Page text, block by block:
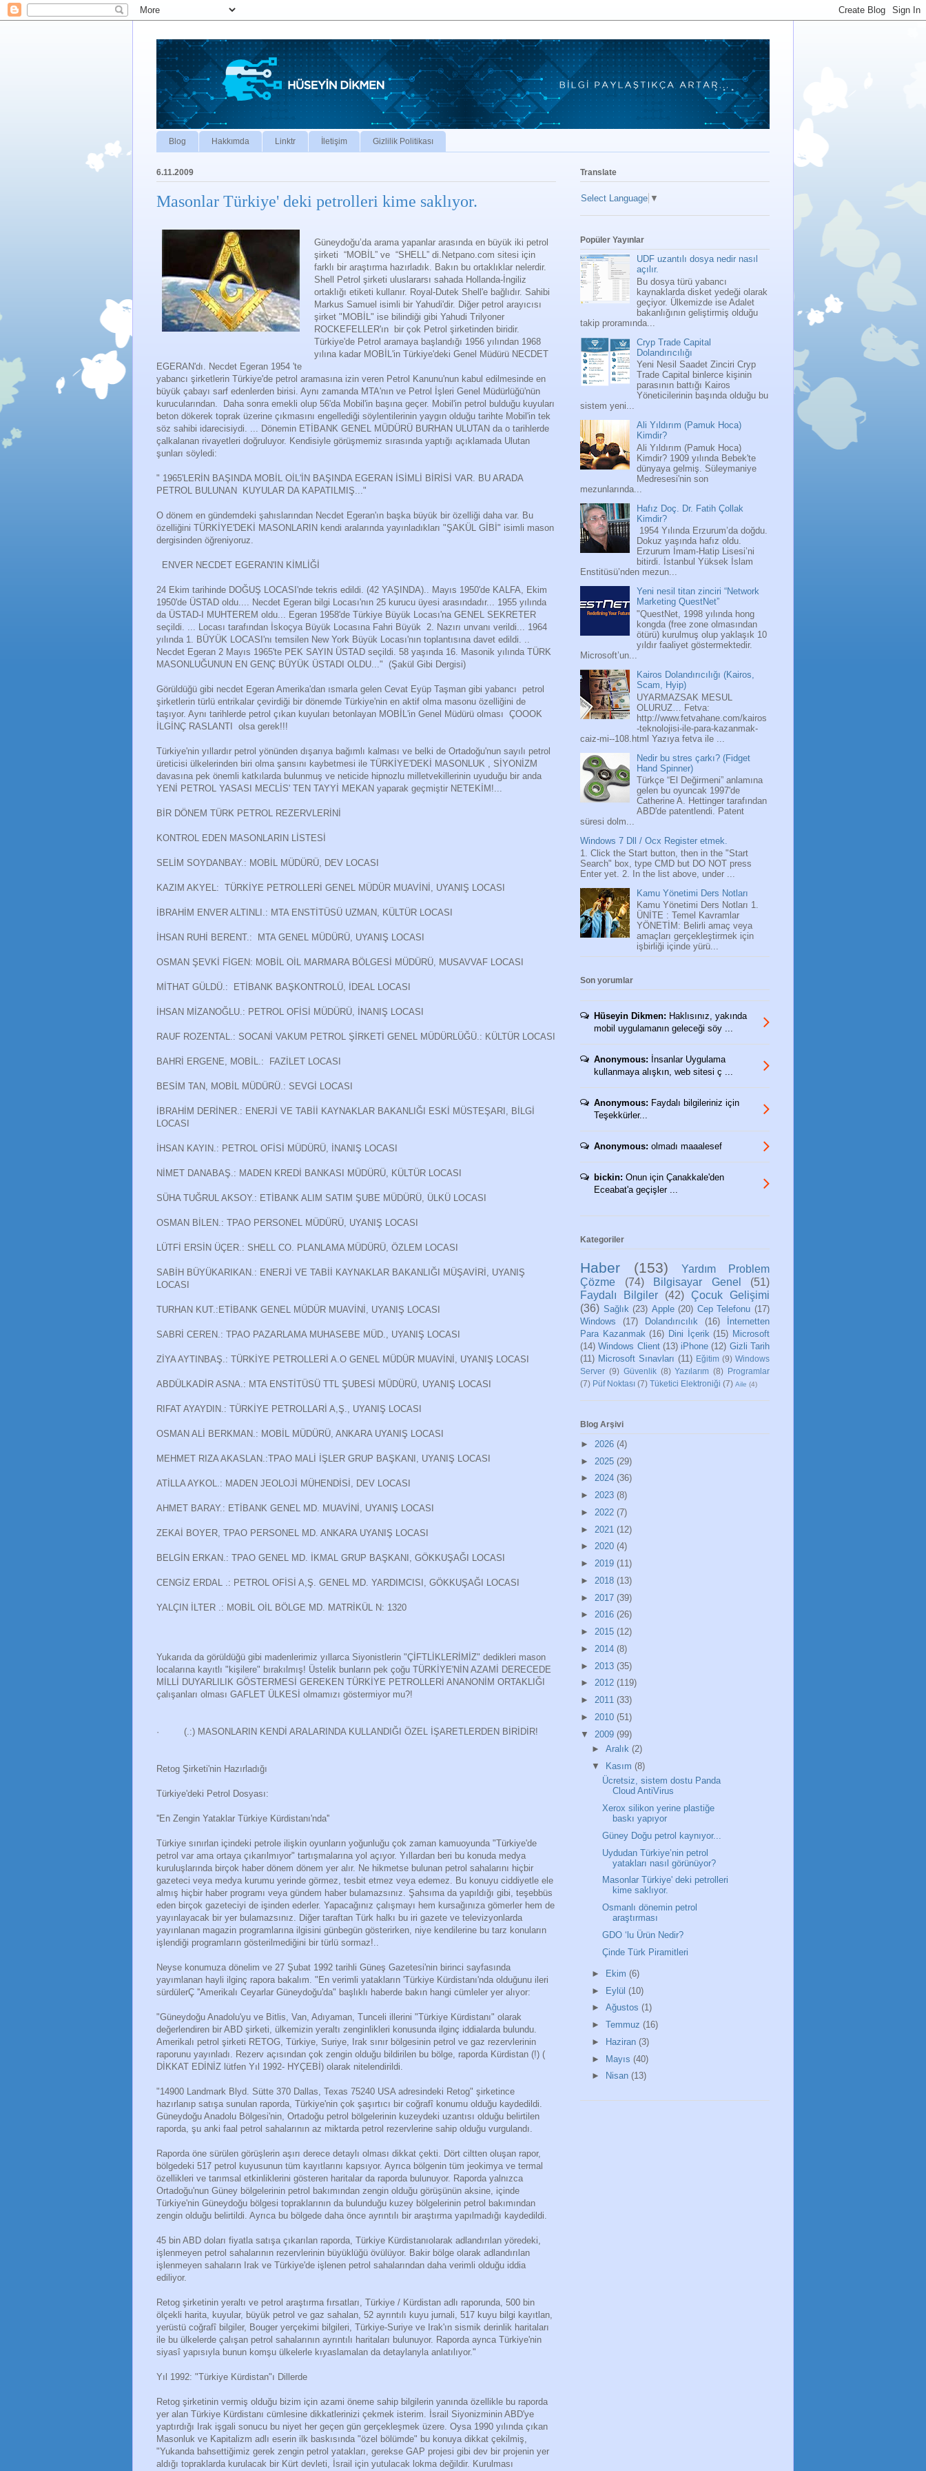
Blog Hakkımda Linktr İletişim Gizlilik Politikası
6.11.2009
Masonlar Türkiye' deki petrolleri kime saklıyor.
Güneydoğu’da arama yapanlar arasında en büyük iki petrol
şirketi “MOBİL” ve “SHELL” di.Netpano.com sitesi için
farklı bir araştırma hazırladık. Bakın bu ortaklıklar nelerdir.
Shell Petrol şirketi uluslararsı sahada Hollanda-İngiliz
ortaklığı etiketi kullanır. Royal-Dutek Shell'e bağlıdır. Sahibi
Markus Samuel isimli bir Yahudi'dir. Diğer petrol arayıcısı
şirket "MOBİL" ise bilindiği gibi Yahudi Trilyoner
ROCKEFELLER'ın bir çok Petrol şirketinden biridir.
Türkiye'de Petrol aramaya başlandığı 1956 yılından 1968
yılına kadar MOBİL'in Türkiye'deki Genel Müdürü NECDET
EGERAN'dı. Necdet Egeran 1954 'te
yabancı şirketlerin Türkiye'de petrol aramasına izin veren Petrol Kanunu'nun kabul edilmesinde en
büyük çabayı sarf edenlerden birisi. Aynı zamanda MTA'nın ve Petrol İşleri Genel Müdürlüğü'nün
kurucularından. Daha sonra emekli olup 56'da Mobil'in başına geçer. Mobil'in petrol bulduğu kuyuları
beton dökerek toprak üzerine çıkmasını engellediği söylentilerinin yaygın olduğu tarihte Mobil'in tek
söz sahibi idarecisiydi. ... Dönemin ETİBANK GENEL MÜDÜRÜ BURHAN ULUTAN da o tarihlerde
çalkalanan rivayetleri doğruluyor. Kendisiyle görüşmemiz sırasında yaptığı açıklamada Ulutan
şunları söyledi:
" 1965'LERİN BAŞINDA MOBİL OİL'İN BAŞINDA EGERAN İSİMLİ BİRİSİ VAR. BU ARADA
PETROL BULUNAN KUYULAR DA KAPATILMIŞ..."
O dönem en gündemdeki şahıslarından Necdet Egeran'ın başka büyük bir özelliği daha var. Bu
özelliğini TÜRKİYE'DEKİ MASONLARIN kendi aralarında yayınladıkları "ŞAKÜL GİBİ" isimli mason
dergisinden öğreniyoruz.
ENVER NECDET EGERAN'IN KİMLİĞİ
24 Ekim tarihinde DOĞUŞ LOCASI'nde tekris edildi. (42 YAŞINDA).. Mayıs 1950'de KALFA, Ekim
1950'de ÜSTAD oldu.... Necdet Egeran bilgi Locası'nın 25 kurucu üyesi arasındadır... 1955 yılında
da ÜSTAD-I MUHTEREM oldu... Egeran 1958'de Türkiye Büyük Locası'na GENEL SEKRETER
seçildi. ... Locası tarafından İskoçya Büyük Locasına Fahri Büyük 2. Nazırı unvanı verildi... 1964
yılında 1. BÜYÜK LOCASI'nı temsilen New York Büyük Locası'nın toplantısına davet edildi. ..
Necdet Egeran 2 Mayıs 1965'te PEK SAYIN ÜSTAD seçildi. 58 yaşında 16. Masonik yılında TÜRK
MASONLUĞUNUN EN GENÇ BÜYÜK ÜSTADI OLDU..." (Şakül Gibi Dergisi)
Görüldüğü gibi necdet Egeran Amerika'dan ısmarla gelen Cevat Eyüp Taşman gibi yabancı petrol
şirketlerin türlü entrikalar çevirdiği bir dönemde Türkiye'nin en aktif olma masonu özelliğini de
taşıyor. Aynı tarihlerde petrol çıkan kuyuları betonlayan MOBİL'in Genel Müdürü olması ÇOOOK
İLGİNÇ RASLANTI olsa gerek!!!
Türkiye'nin yıllardır petrol yönünden dışarıya bağımlı kalması ve belki de Ortadoğu'nun sayılı petrol
üreticisi ülkelerinden biri olma şansını kaybetmesi ile TÜRKİYE'DEKİ MASONLUK , SİYONİZM
davasına pek önemli katkılarda bulunmuş ve neticide hipnozlu milletvekillerinin uyuduğu bir anda
YENİ PETROL YASASI MECLİS' TEN TAYYİ MEKAN yaparak geçmiştir NETEKİM!...
BİR DÖNEM TÜRK PETROL REZERVLERİNİ
KONTROL EDEN MASONLARIN LİSTESİ
SELİM SOYDANBAY.: MOBİL MÜDÜRÜ, DEV LOCASI
KAZIM AKYEL: TÜRKİYE PETROLLERİ GENEL MÜDÜR MUAVİNİ, UYANIŞ LOCASI
İBRAHİM ENVER ALTINLI.: MTA ENSTİTÜSÜ UZMAN, KÜLTÜR LOCASI
İHSAN RUHİ BERENT.: MTA GENEL MÜDÜRÜ, UYANIŞ LOCASI
OSMAN ŞEVKİ FİGEN: MOBİL OİL MARMARA BÖLGESİ MÜDÜRÜ, MUSAVVAF LOCASI
MİTHAT GÜLDÜ.: ETİBANK BAŞKONTROLÜ, İDEAL LOCASI
İHSAN MİZANOĞLU.: PETROL OFİSİ MÜDÜRÜ, İNANIŞ LOCASI
RAUF ROZENTAL.: SOCANİ VAKUM PETROL ŞİRKETİ GENEL MÜDÜRLÜĞÜ.: KÜLTÜR LOCASI
BAHRİ ERGENE, MOBİL.: FAZİLET LOCASI
BESİM TAN, MOBİL MÜDÜRÜ.: SEVGİ LOCASI
İBRAHİM DERİNER.: ENERJİ VE TABİİ KAYNAKLAR BAKANLIĞI ESKİ MÜSTEŞARI, BİLGİ
LOCASI
İHSAN KAYIN.: PETROL OFİSİ MÜDÜRÜ, İNANIŞ LOCASI
NİMET DANABAŞ.: MADEN KREDİ BANKASI MÜDÜRÜ, KÜLTÜR LOCASI
SÜHA TUĞRUL AKSOY.: ETİBANK ALIM SATIM ŞUBE MÜDÜRÜ, ÜLKÜ LOCASI
OSMAN BİLEN.: TPAO PERSONEL MÜDÜRÜ, UYANIŞ LOCASI
LÜTFİ ERSİN ÜÇER.: SHELL CO. PLANLAMA MÜDÜRÜ, ÖZLEM LOCASI
SABİH BÜYÜKARIKAN.: ENERJİ VE TABİİ KAYNAKLAR BAKANLIĞI MÜŞAVİRİ, UYANIŞ
LOCASI
TURHAN KUT.:ETİBANK GENEL MÜDÜR MUAVİNİ, UYANIŞ LOCASI
SABRİ CEREN.: TPAO PAZARLAMA MUHASEBE MÜD., UYANIŞ LOCASI
ZİYA AYTINBAŞ.: TÜRKİYE PETROLLERİ A.O GENEL MÜDÜR MUAVİNİ, UYANIŞ LOCASI
ABDÜLKADİR ASNA.: MTA ENSTİTÜSÜ TTL ŞUBESİ MÜDÜRÜ, UYANIŞ LOCASI
RIFAT AYAYDIN.: TÜRKİYE PETROLLARİ A,Ş., UYANIŞ LOCASI
OSMAN ALİ BERKMAN.: MOBİL MÜDÜRÜ, ANKARA UYANIŞ LOCASI
MEHMET RIZA AKASLAN.:TPAO MALİ İŞLER GRUP BAŞKANI, UYANIŞ LOCASI
ATİLLA AYKOL.: MADEN JEOLOJİ MÜHENDİSİ, DEV LOCASI
AHMET BARAY.: ETİBANK GENEL MD. MUAVİNİ, UYANIŞ LOCASI
ZEKAİ BOYER, TPAO PERSONEL MD. ANKARA UYANIŞ LOCASI
BELGİN ERKAN.: TPAO GENEL MD. İKMAL GRUP BAŞKANI, GÖKKUŞAĞI LOCASI
CENGİZ ERDAL .: PETROL OFİSİ A,Ş. GENEL MD. YARDIMCISI, GÖKKUŞAĞI LOCASI
YALÇIN İLTER .: MOBİL OİL BÖLGE MD. MATRİKÜL N: 1320
Yukarıda da görüldüğü gibi madenlerimiz yıllarca Siyonistlerin "ÇİFTLİKLERİMİZ" dedikleri mason
localarına kayıtlı "kişilere" bırakılmış! Üstelik bunların pek çoğu TÜRKİYE'NİN AZAMİ DERECEDE
MİLLİ DUYARLILIK GÖSTERMESİ GEREKEN TÜRKİYE PETROLLERİ ANANONİM ORTAKLIĞI
çalışanları olması GAFLET ÜLKESİ olmamızı göstermiyor mu?!
· (.:) MASONLARIN KENDİ ARALARINDA KULLANDIĞI ÖZEL İŞARETLERDEN BİRİDİR!
Retog Şirketi'nin Hazırladığı
Türkiye'deki Petrol Dosyası:
''En Zengin Yataklar Türkiye Kürdistanı'nda''
Türkiye sınırlan içindeki petrole ilişkin oyunların yoğunluğu çok zaman kamuoyunda "Türkiye'de
petrol var ama ortaya çıkarılmıyor" tartışmalarına yol açıyor. Yıllardan beri bu konuda medya
kuruluşlarında birçok haber dönem dönem yer alır. Ne hikmetse bulunan petrol sahalarını hiçbir
gazeteci veya medya kurumu yerinde görmez, tesbit etmez veya edemez. Bu konuyu ciddiyetle ele
almış hiçbir haber programı veya gündem haber bulamazsınız. Şahsıma da yapıldığı gibi, teşebbüs
eden birçok gazeteciyi de işinden ederler. Yapacağınız çalışmayı hem kursağınıza gömerler hem de
yayınlayacak bir yer bulamazsınız. Diğer taraftan Türk halkı bu iri gazete ve televizyonlarda
yayınlanan magazin programlarına ilgisini günbegün gösterirken, niye kendilerine bu tarz konuların
işlendiği programların gösterilmediğini bir türlü sormaz!..
Neyse konumuza dönelim ve 27 Şubat 1992 tarihli Güneş Gazetesi'nin birinci sayfasında
yayımlanan hayli ilginç rapora bakalım. "En verimli yatakların 'Türkiye Kürdistanı'nda olduğunu ileri
sürdülerÇ ''Amerikalı Ceyarlar Güneydoğu'da" başlıklı haberde bakın hangi cümleler yer alıyor:
"Güneydoğu Anadolu'yu ve Bitlis, Van, Adıyaman, Tunceli illerini "Türkiye Kürdistanı" olarak
değerlendiren bir ABD şirketi, ülkemizin yeraltı zenginlikleri konusunda ilginç iddialarda bulundu.
Amerikalı petrol şirketi RETOG, Türkiye, Suriye, Irak sınır bölgesinin petrol ve gaz rezervlerinin
raporunu yayınladı. Rezerv açısından çok zengin olduğu bildirilen bu bölge, raporda Kürdistan (!) (
DİKKAT EDİNİZ lütfen Yıl 1992- HYÇEBİ) olarak nitelendirildi.
"14900 Landmark Blyd. Sütte 370 Dallas, Texas 75240 USA adresindeki Retog" şirketince
hazırlanıp satışa sunulan raporda, Türkiye'nin çok şaşırtıcı bir coğrafî konumu olduğu kaydedildi.
Güneydoğu Anadolu Bölgesi'nin, Ortadoğu petrol bölgelerinin kuzeydeki uzantısı olduğu belirtilen
raporda, şu anki faal petrol sahalarının az miktarda petrol rezervlerine sahip olduğu vurgulandı.
Raporda öne sürülen görüşlerin aşırı derece detaylı olması dikkat çekti. Dört ciltten oluşan rapor,
bölgedeki 517 petrol kuyusunun tüm kayıtlarını kapsıyor. Ayrıca bölgenin tüm jeokimya ve termal
özellikleri ve tarımsal etkinliklerini gösteren haritalar da raporda bulunuyor. Raporda yalnızca
Ortadoğu'nun Güney bölgelerinin petrol bakımından zengin olduğu görüşünün aksine, içinde
Türkiye'nin Güneydoğu bölgesi topraklarının da bulunduğu kuzey bölgelerinin petrol bakımından
zengin olduğu belirtildi. Ayrıca bu bölgede daha önce ayrıntılı bir araştırma yapılmadığı kaydedildi.
45 bin ABD doları fiyatla satışa çıkarılan raporda, Türkiye Kürdistanıolarak adlandırılan yöredeki,
işlenmeyen petrol sahalarının rezervlerinin büyüklüğü övülüyor. Bakir bölge olarak adlandırılan
işlenmeyen sahaların Irak ve Türkiye'de işlenen petrol sahalarından daha verimli olduğu iddia
ediliyor.
Retog şirketinin yeraltı ve petrol araştırma fırsatları, Türkiye / Kürdistan adlı raporunda, 500 bin
ölçekli harita, kuyular, büyük petrol ve gaz sahalan, 52 ayrıntılı kuyu jurnali, 517 kuyu bilgi kayıtlan,
yerüstü coğrafî bilgiler, Bouger yerçekimi bilgileri, Türkiye-Suriye ve Irak'ın sismik derinlik haritaları
ile bu ülkelerde çalışan petrol sahalarının ayrıntılı haritaları bulunuyor. Raporda aynca Türkiye'nin
siyasî yapısıyla bunun komşu ülkelerle kıyaslamalan da detaylanyla anlatılıyor."
Yıl 1992: "Türkiye Kürdistan"ı Dillerde
Retog şirketinin vermiş olduğu bizim için azami öneme sahip bilgilerin yanında özellikle bu raporda
yer alan Türkiye Kürdistanı cümlesine dikkatlerinizi çekmek isterim. İsrail Siyonizminin ABD'ye
yaptırdığı Irak işgali sonucu bu niyet her geçen gün gerçekleşmek üzere. Oysa 1990 yılında çıkan
Masonluk ve Kapitalizm adlı eserin ilk baskısında "özel bölümde" bu konuya dikkat çekilmiş,
"Yukanda bahsettiğimiz gerek zengin petrol yatakları, gerekse GAP projesi gibi dev bir projenin yer
aldığı topraklarda kurulacak bir Kürt devleti, İsrail için yutulacak lokma değildir. Kurulması
Translate
Select Language ▼
Popüler Yayınlar
UDF uzantılı dosya nedir nasıl
açılır.
Bu dosya türü yabancı
kaynaklarda disket yedeği olarak
geçiyor. Ülkemizde ise Adalet
bakanlığının geliştirmiş olduğu
takip proramında...
Cryp Trade Capital
Dolandırıcılığı
Yeni Nesil Saadet Zinciri Cryp
Trade Capital binlerce kişinin
parasının battığı Kairos
Yöneticilerinin başında olduğu bu
sistem yeni...
Ali Yıldırım (Pamuk Hoca)
Kimdir?
Ali Yıldırım (Pamuk Hoca)
Kimdir? 1909 yılında Bebek'te
dünyaya gelmiş. Süleymaniye
Medresesi'nin son
mezunlarında...
Hafız Doç. Dr. Fatih Çollak
Kimdir?
1954 Yılında Erzurum’da doğdu.
Dokuz yaşında hafız oldu.
Erzurum İmam-Hatip Lisesi’ni
bitirdi. İstanbul Yüksek İslam
Enstitüsü’nden mezun...
Yeni nesil titan zinciri “Network
Marketing QuestNet”
"QuestNet, 1998 yılında hong
kongda (free zone olmasından
ötürü) kurulmuş olup yaklaşık 10
yıldır faaliyet göstermektedir.
Microsoft’un...
Kairos Dolandırıcılığı (Kairos,
Scam, Hyip)
UYARMAZSAK MESUL
OLURUZ… Fetva:
http://www.fetvahane.com/kairos
-teknolojisi-ile-para-kazanmak-
caiz-mi--108.html Yazıya fetva ile ...
Nedir bu stres çarkı? (Fidget
Hand Spinner)
Türkçe “El Değirmeni” anlamına
gelen bu oyuncak 1997'de
Catherine A. Hettinger tarafından
ABD'de patentlendi. Patent
süresi dolm...
Windows 7 Dll / Ocx Register etmek.
1. Click the Start button, then in the "Start
Search" box, type CMD but DO NOT press
Enter yet. 2. In the list above, under ...
Kamu Yönetimi Ders Notları
Kamu Yönetimi Ders Notları 1.
ÜNİTE : Temel Kavramlar
YÖNETİM: Belirli amaç veya
amaçları gerçekleştirmek için
işbirliği içinde yürü...
Son yorumlar
Hüseyin Dikmen: Haklısınız, yakında
mobil uygulamanın geleceği söy ...
Anonymous: İnsanlar Uygulama
kullanmaya alışkın, web sitesi ç ...
Anonymous: Faydalı bilgileriniz için
Teşekkürler...
Anonymous: olmadı maaalesef
bickin: Onun için Çanakkale'den
Eceabat'a geçişler ...
Kategoriler
Haber (153)
Yardım Problem
Çözme
(74) Bilgisayar Genel
(51)
Faydalı Bilgiler
(42) Çocuk Gelişimi
(36) Sağlık (23) Apple (20) Cep Telefonu (17)
Windows
(17) Dolandırıcılık (16)
İnternetten
Para Kazanmak (16) Dini İçerik (15) Microsoft
(14) Windows Client (13) iPhone (12) Gizli Tarih
(11) Microsoft Sınavları (11) Eğitim (9) Windows
Server (9) Güvenlik (8) Yazılarım (8)
Programlar
(7) Püf Noktası (7) Tüketici Elektroniği (7) Aile (4)
Blog Arşivi
► 2026 (4)
► 2025 (29)
► 2024 (36)
► 2023 (8)
► 2022 (7)
► 2021 (12)
► 2020 (4)
► 2019 (11)
► 2018 (13)
► 2017 (39)
► 2016 (26)
► 2015 (12)
► 2014 (8)
► 2013 (35)
► 2012 (119)
► 2011 (33)
► 2010 (51)
▼ 2009 (99)
► Aralık (2)
▼
Kasım (8)
Ücretsiz, sistem dostu Panda
Cloud AntiVirus
Xerox silikon yerine plastiğe
baskı yapıyor
Güney Doğu petrol kaynıyor...
Uydudan Türkiye’nin petrol
yatakları nasıl görünüyor?
Masonlar Türkiye' deki petrolleri
kime saklıyor.
Osmanlı dönemin petrol
araştırması
GDO ‘lu Ürün Nedir?
Çinde Türk Piramitleri
► Ekim (6)
► Eylül (10)
► Ağustos (1)
► Temmuz (16)
►
Haziran (3)
► Mayıs (40)
►
Nisan (13)